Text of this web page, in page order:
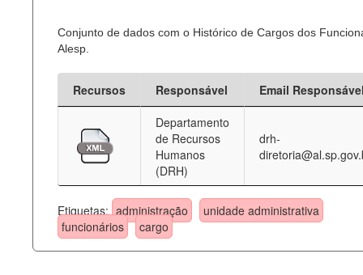
Planejamento
Catálogo de dados
Processo Legislativo
Administração
Legislação
Agenda
Perguntas frequentes
Conjunto de dados com o Histórico de Cargos dos
Alesp.
Recursos Responsável
Email
Departamento
de Recursos
Humanos
(DRH)
drh-
Etiquetas: administração
unidade administrativa
funcionários
cargo